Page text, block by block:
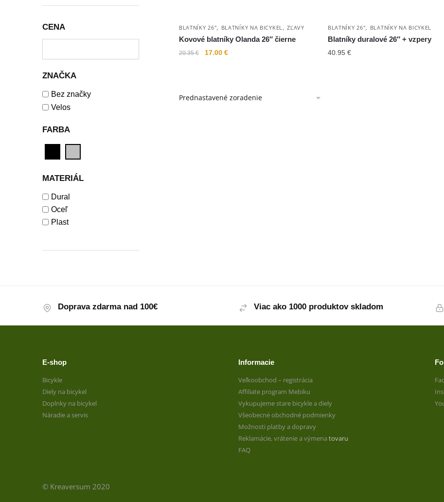
BLATNÍKY 26", BLATNÍKY NA BICYKEL ,ZĽAVY
Kovové blatníky Olanda 26″ čierne
20.35€ 17.00 €
BLATNÍKY 26", BLATNÍKY NA BICYKEL
Blatníky duralové 26″ + vzpery
40.95 €
CENA
ZNAČKA
Bez značky
Velos
FARBA
MATERIÁL
Dural
Oceľ
Plast
Doprava zdarma nad 100€ Viac ako 1000 produktov skladom
E-shop
Bicykle
Diely na bicykel
Doplnky na bicykel
Náradie a servis
Informacie
Veľkoobchod – registrácia
Affiliate program Mebiku
Vykupujeme stare bicykle a diely
Všeobecné obchodné podmienky
Možnosti platby a dopravy
Reklamácie, vrátenie a výmenatovaru
FAQ
© Kreaversum 2020